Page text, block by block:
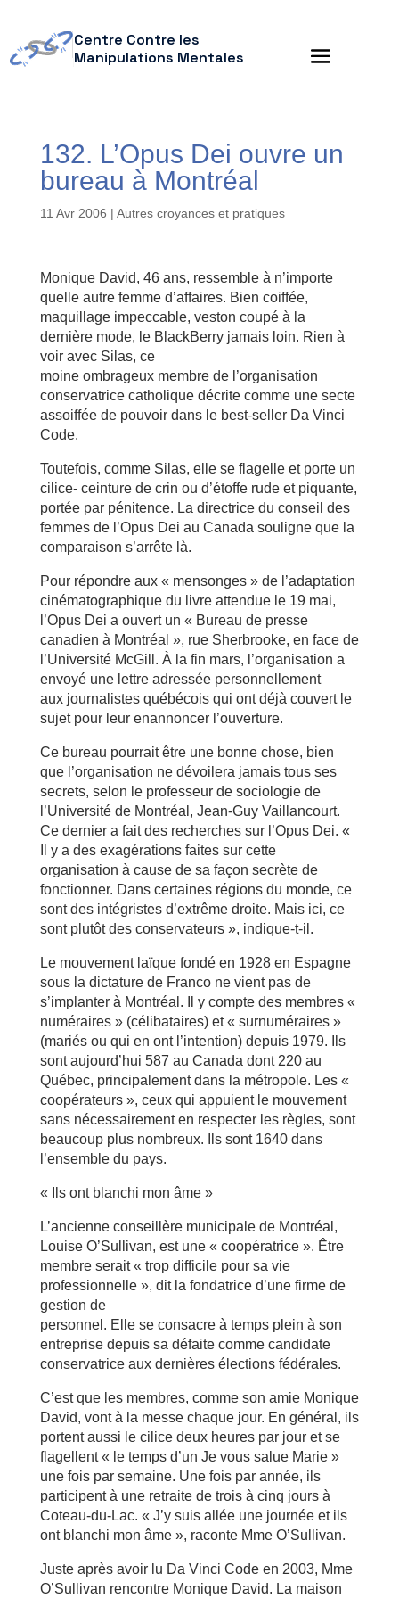
Centre Contre les
Manipulations Mentales
132. L’Opus Dei ouvre un
bureau à Montréal
11 Avr 2006 | Autres croyances et pratiques
Monique David, 46 ans, ressemble à n’importe
quelle autre femme d’affaires. Bien coiffée,
maquillage impeccable, veston coupé à la
dernière mode, le BlackBerry jamais loin. Rien à
voir avec Silas, ce
moine ombrageux membre de l’organisation
conservatrice catholique décrite comme une secte
assoiffée de pouvoir dans le best-seller Da Vinci
Code.
Toutefois, comme Silas, elle se flagelle et porte un
cilice- ceinture de crin ou d’étoffe rude et piquante,
portée par pénitence. La directrice du conseil des
femmes de l’Opus Dei au Canada souligne que la
comparaison s’arrête là.
Pour répondre aux « mensonges » de l’adaptation
cinématographique du livre attendue le 19 mai,
l’Opus Dei a ouvert un « Bureau de presse
canadien à Montréal », rue Sherbrooke, en face de
l’Université McGill. À la fin mars, l’organisation a
envoyé une lettre adressée personnellement
aux journalistes québécois qui ont déjà couvert le
sujet pour leur enannoncer l’ouverture.
Ce bureau pourrait être une bonne chose, bien
que l’organisation ne dévoilera jamais tous ses
secrets, selon le professeur de sociologie de
l’Université de Montréal, Jean-Guy Vaillancourt.
Ce dernier a fait des recherches sur l’Opus Dei. «
Il y a des exagérations faites sur cette
organisation à cause de sa façon secrète de
fonctionner. Dans certaines régions du monde, ce
sont des intégristes d’extrême droite. Mais ici, ce
sont plutôt des conservateurs », indique-t-il.
Le mouvement laïque fondé en 1928 en Espagne
sous la dictature de Franco ne vient pas de
s’implanter à Montréal. Il y compte des membres «
numéraires » (célibataires) et « surnuméraires »
(mariés ou qui en ont l’intention) depuis 1979. Ils
sont aujourd’hui 587 au Canada dont 220 au
Québec, principalement dans la métropole. Les «
coopérateurs », ceux qui appuient le mouvement
sans nécessairement en respecter les règles, sont
beaucoup plus nombreux. Ils sont 1640 dans
l’ensemble du pays.
« Ils ont blanchi mon âme »
L’ancienne conseillère municipale de Montréal,
Louise O’Sullivan, est une « coopératrice ». Être
membre serait « trop difficile pour sa vie
professionnelle », dit la fondatrice d’une firme de
gestion de
personnel. Elle se consacre à temps plein à son
entreprise depuis sa défaite comme candidate
conservatrice aux dernières élections fédérales.
C’est que les membres, comme son amie Monique
David, vont à la messe chaque jour. En général, ils
portent aussi le cilice deux heures par jour et se
flagellent « le temps d’un Je vous salue Marie »
une fois par semaine. Une fois par année, ils
participent à une retraite de trois à cinq jours à
Coteau-du-Lac. « J’y suis allée une journée et ils
ont blanchi mon âme », raconte Mme O’Sullivan.
Juste après avoir lu Da Vinci Code en 2003, Mme
O’Sullivan rencontre Monique David. La maison